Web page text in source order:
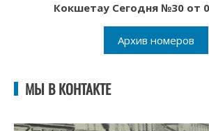
Кокшетау Сегодня №30 от
Архив номеров
МЫ В КОНТАКТЕ